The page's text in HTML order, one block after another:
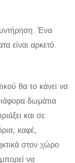
Ένα
είναι αρκετό.
θα το κάνει να
δωμάτια
και σε
καφέ,
στον χώρο
να